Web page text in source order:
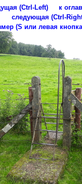
(Ctrl-Left)
к
следующая (Ctrl-
(S или левая